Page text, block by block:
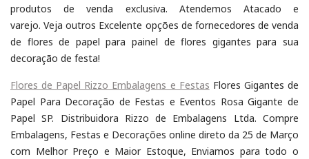
produtos de venda exclusiva. Atendemos Atacado e
varejo. Veja outros Excelente opções de fornecedores de venda
de flores de papel para painel de flores gigantes para sua
decoração de festa!
Flores de Papel Rizzo Embalagens e Festas Flores Gigantes de
Papel Para Decoração de Festas e Eventos Rosa Gigante de
Papel SP. Distribuidora Rizzo de Embalagens Ltda. Compre
Embalagens, Festas e Decorações online direto da 25 de Março
com Melhor Preço e Maior Estoque, Enviamos para todo o